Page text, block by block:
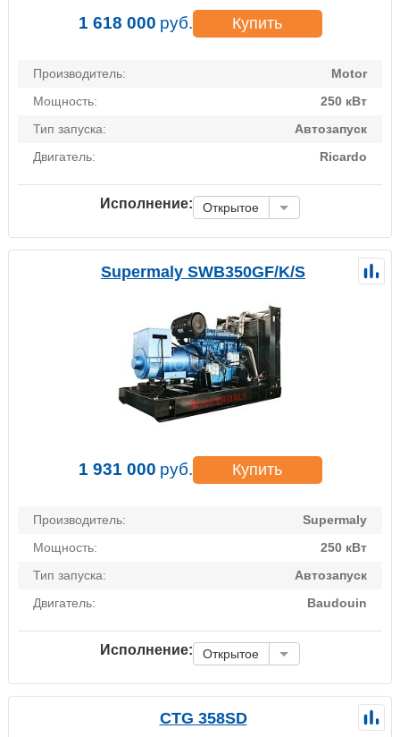
1 618 000 руб. Купить
Производитель:
Motor
Мощность:
250 кВт
Тип запуска:
Автозапуск
Двигатель:
Ricardo
Исполнение: Открытое
Supermaly SWB350GF/K/S
1 931 000 руб. Купить
Производитель:
Supermaly
Мощность:
250 кВт
Тип запуска:
Автозапуск
Двигатель:
Baudouin
Исполнение: Открытое
CTG 358SD